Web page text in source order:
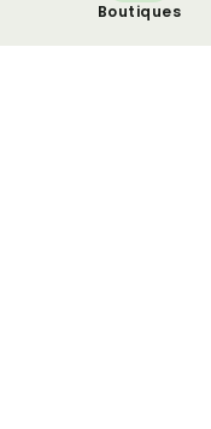
Boutiques